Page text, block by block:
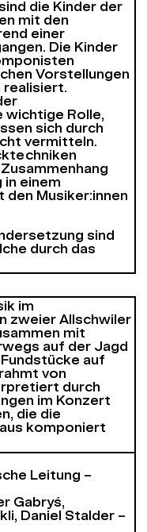
die Kinder der
mit den
einer
Die Kinder
Vorstellungen
realisiert.
wichtige Rolle,
sich durch
vermitteln.
in einem
Musiker:innen
sind
durch das
im
zweier Allschwiler
mit
auf der Jagd
auf
von
durch
im Konzert
die die
komponiert
Leitung –
Gabryś,
Daniel Stalder –